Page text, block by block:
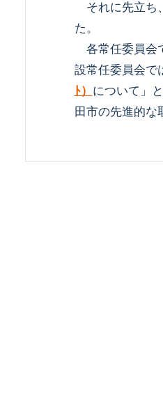
それに先立ち
た。
各常任委員会
設常任委員会で
ﾄ） について」
田市の先進的な